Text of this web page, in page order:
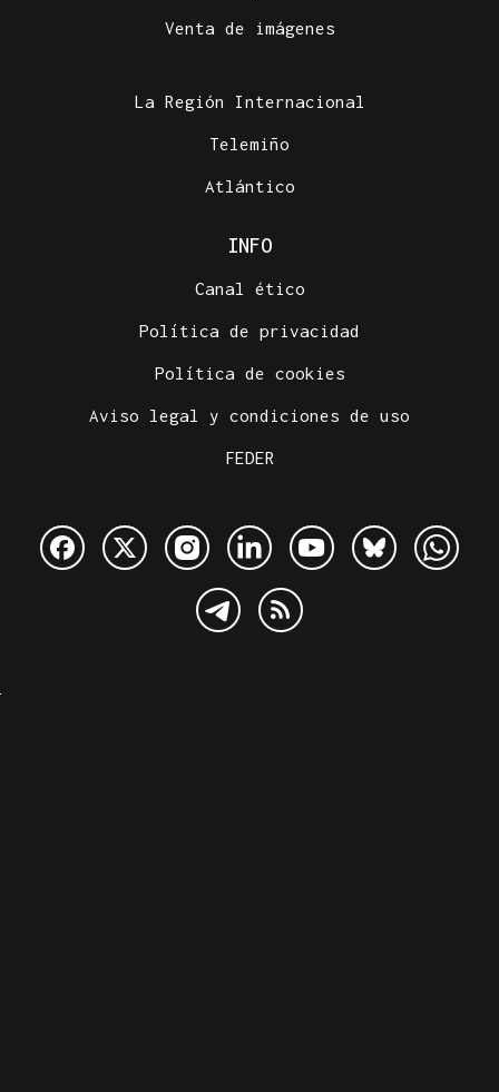
Venta de imágenes
La Región Internacional
Telemiño
Atlántico
INFO
Canal ético
Política de privacidad
Política de cookies
Aviso legal y condiciones de uso
FEDER